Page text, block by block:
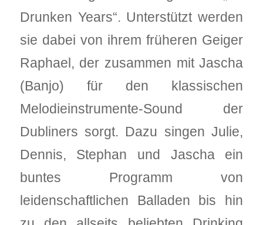
Drunken Years“. Unterstützt werden
sie dabei von ihrem früheren Geiger
Raphael, der zusammen mit Jascha
(Banjo) für den klassischen
Melodieinstrumente-Sound der
Dubliners sorgt. Dazu singen Julie,
Dennis, Stephan und Jascha ein
buntes Programm von
leidenschaftlichen Balladen bis hin